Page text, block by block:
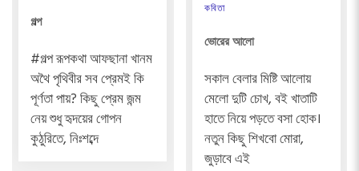
গল্প
#গল্প রূপকথা আফছানা খানম
অথৈ পৃথিবীর সব প্রেমই কি
পূর্ণতা পায়? কিছু প্রেম জন্ম
নেয় শুধু হৃদয়ের গোপন
কুঠুরিতে, নিঃশব্দে
কবিতা
ভোরের আলো
সকাল বেলার মিষ্টি আলোয়
মেলো দুটি চোখ, বই খাতাটি
হাতে নিয়ে পড়তে বসা হোক।
নতুন কিছু শিখবো মোরা,
জুড়াবে এই